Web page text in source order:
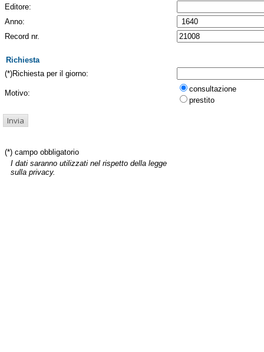
Editore:
Anno:
Record nr.
Richiesta
(*)Richiesta per il giorno:
Motivo:
consultazione
prestito
(*) campo obbligatorio
I dati saranno utilizzati nel rispetto della legge
sulla privacy.